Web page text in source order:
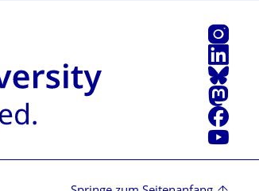
Instagram
LinkedIn
Bluesky
Mastodon
Facebook
Youtube